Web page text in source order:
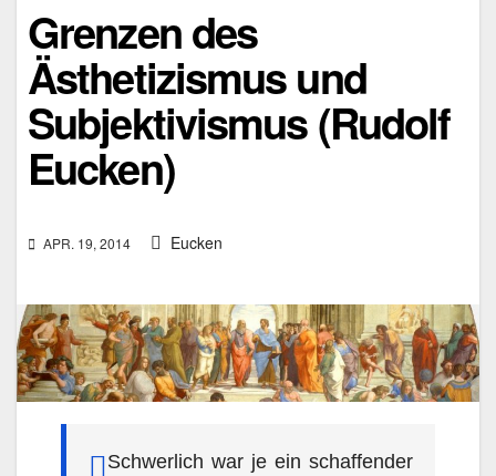
Grenzen des
Ästhetizismus und
Subjektivismus (Rudolf
Eucken)
APR. 19, 2014 Eucken
Schwerlich war je ein schaffender